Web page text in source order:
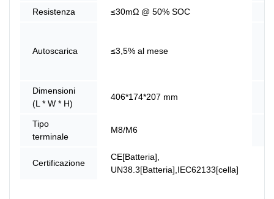
Resistenza ≤30mΩ @ 50% SOC
Autoscarica ≤3,5% al ​​mese
Dimensioni
(L * W * H)
406*174*207 mm
Tipo
terminale
M8/M6
Certificazione
CE[Batteria],
UN38.3[Batteria],IEC62133[cella]